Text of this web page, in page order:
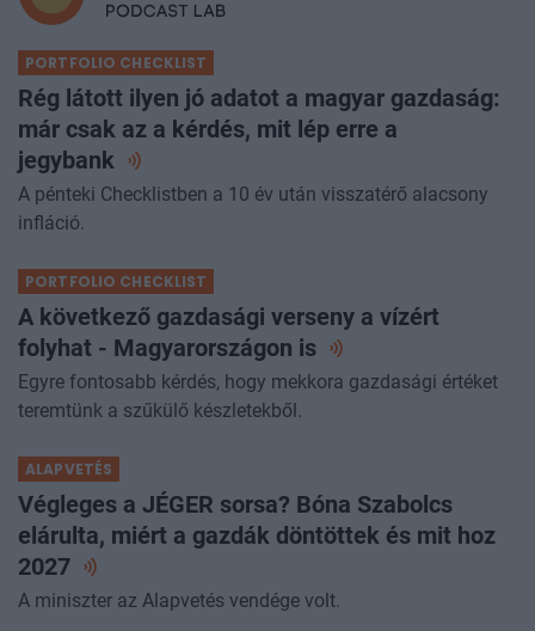
PORTFOLIO CHECKLIST
Rég látott ilyen jó adatot a magyar gazdaság:
már csak az a kérdés, mit lép erre a
jegybank
A pénteki Checklistben a 10 év után visszatérő alacsony
infláció.
PORTFOLIO CHECKLIST
A következő gazdasági verseny a vízért
folyhat - Magyarországon is
Egyre fontosabb kérdés, hogy mekkora gazdasági értéket
teremtünk a szűkülő készletekből.
ALAPVETÉS
Végleges a JÉGER sorsa? Bóna Szabolcs
elárulta, miért a gazdák döntöttek és mit hoz
2027
A miniszter az Alapvetés vendége volt.